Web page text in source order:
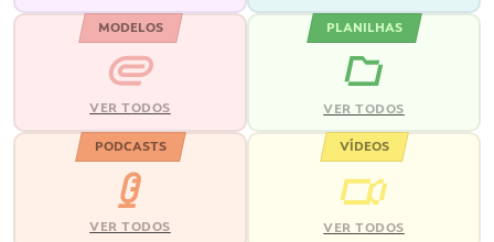
MODELOS
VER TODOS
PLANILHAS
VER TODOS
PODCASTS
VER TODOS
VÍDEOS
VER TODOS